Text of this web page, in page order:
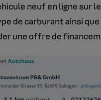
neuf en ligne sur
de carburant ainsi
une offre de